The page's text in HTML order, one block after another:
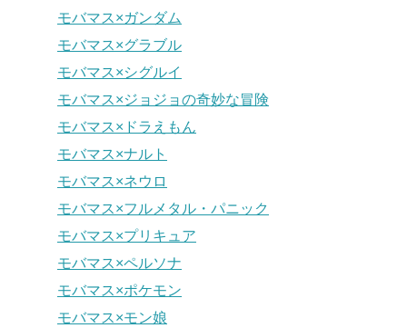
モバマス×ガンダム
モバマス×グラブル
モバマス×シグルイ
モバマス×ジョジョの奇妙な冒険
モバマス×ドラえもん
モバマス×ナルト
モバマス×ネウロ
モバマス×フルメタル・パニック
モバマス×プリキュア
モバマス×ペルソナ
モバマス×ポケモン
モバマス×モン娘